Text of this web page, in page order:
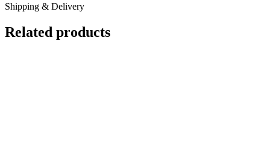
Shipping & Delivery
Related products